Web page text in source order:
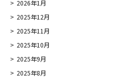
2026年1月
2025年12月
2025年11月
2025年10月
2025年9月
2025年8月